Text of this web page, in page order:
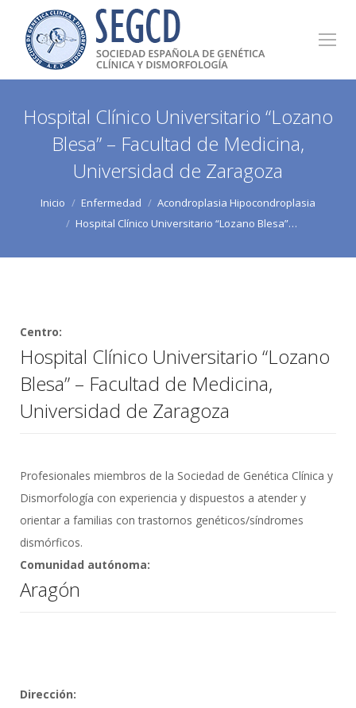
Hospital Clínico Universitario “Lozano
Blesa” – Facultad de Medicina,
Universidad de Zaragoza
Estás aquí:
Inicio Enfermedad
Acondroplasia Hipocondroplasia
Hospital Clínico Universitario “Lozano Blesa”…
Centro:
Hospital Clínico Universitario “Lozano
Blesa” – Facultad de Medicina,
Universidad de Zaragoza
Profesionales miembros de la Sociedad de Genética Clínica y
Dismorfología con experiencia y dispuestos a atender y
orientar a familias con trastornos genéticos/síndromes
dismórficos.
Comunidad autónoma:
Aragón
Dirección: